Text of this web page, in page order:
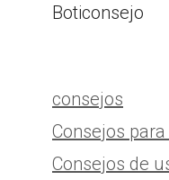
Boticonsejo
Categorías
consejos
Consejos
Consejos de